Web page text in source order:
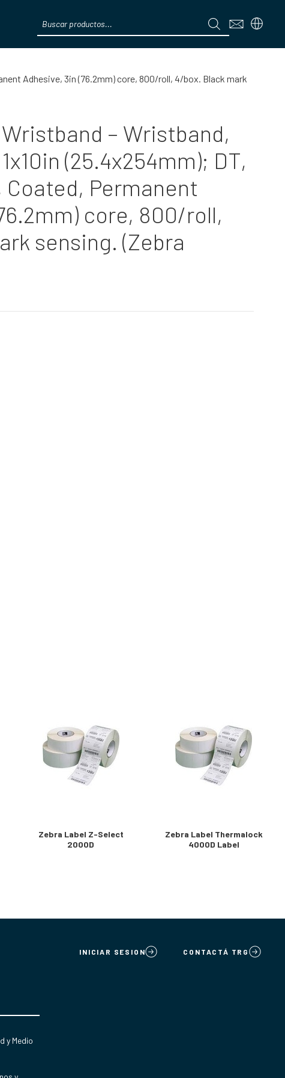
search
Adhesive, 3in (76.2mm) core, 800/roll, 4/box. Black mark
– Wristband,
(25.4x254mm); DT,
Coated, Permanent
core, 800/roll,
sensing. (Zebra
Zebra Label Z-Select
2000D
Zebra Label Thermalock
4000D Label
INICIAR SESION CONTACTÁ TRG
y Medio